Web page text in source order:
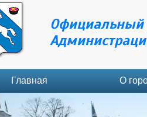
Официальный
Главная О